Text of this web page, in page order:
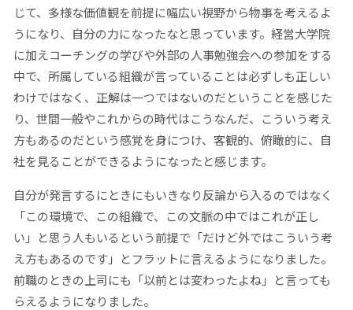
じて、多様な価値観を前提に幅広い視野から物事を考えるよ
うになり、自分の力になったなと思っています。経営大学院
に加えコーチングの学びや外部の人事勉強会への参加をする
中で、所属している組織が言っていることは必ずしも正しい
わけではなく、正解は一つではないのだということを感じた
り、世間一般やこれからの時代はこうなんだ、こういう考え
方もあるのだという感覚を身につけ、客観的、俯瞰的に、自
社を見ることができるようになったと感じます。
自分が発言するにときにもいきなり反論から入るのではなく
「この環境で、この組織で、この文脈の中ではこれが正し
い」と思う人もいるという前提で「だけど外ではこういう考
え方もあるのです」とフラットに言えるようになりました。
前職のときの上司にも「以前とは変わったよね」と言っても
らえるようになりました。